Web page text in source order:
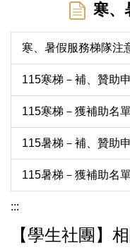
寒、
寒、暑假服務梯隊注
115寒梯－補、贊助
115寒梯－獲補助名
115暑梯－補、贊助
115暑梯－獲補助名
:::
【學生社團】